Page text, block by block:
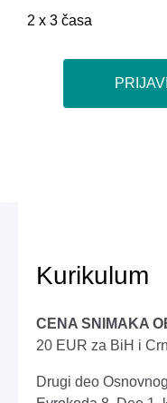
2 x 3 časa
Kurikulum
CENA SNIMAKA
20 EUR za BiH i
Drugi deo